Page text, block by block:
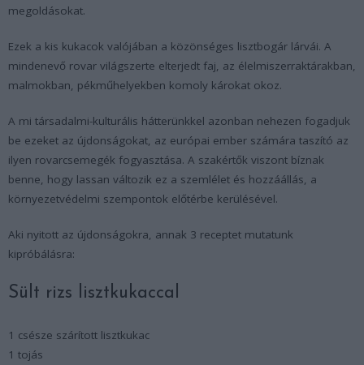
megoldásokat.
Ezek a kis kukacok valójában a közönséges lisztbogár lárvái. A
mindenevő rovar világszerte elterjedt faj, az élelmiszerraktárakban,
malmokban, pékműhelyekben komoly károkat okoz.
A mi társadalmi-kulturális hátterünkkel azonban nehezen fogadjuk
be ezeket az újdonságokat, az európai ember számára taszító az
ilyen rovarcsemegék fogyasztása. A szakértők viszont bíznak
benne, hogy lassan változik ez a szemlélet és hozzáállás, a
környezetvédelmi szempontok előtérbe kerülésével.
Aki nyitott az újdonságokra, annak 3 receptet mutatunk
kipróbálásra:
Sült rizs lisztkukaccal
1 csésze szárított lisztkukac
1 tojás